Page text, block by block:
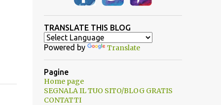
TRANSLATE THIS BLOG
Powered by Translate
Pagine
Home page
SEGNALA IL TUO SITO/BLOG GRATIS
CONTATTI